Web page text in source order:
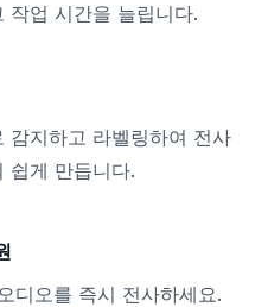
작업 시간을 늘립니다.
감지하고 라벨링하여 전사
쉽게 만듭니다.
디오를 즉시 전사하세요.